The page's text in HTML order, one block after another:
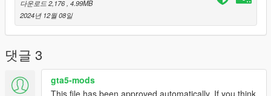
다운로드 2,176 , 4.99MB
2024년 12월 08일
댓글 3
gta5-mods
This file has been approved automatically. If you think